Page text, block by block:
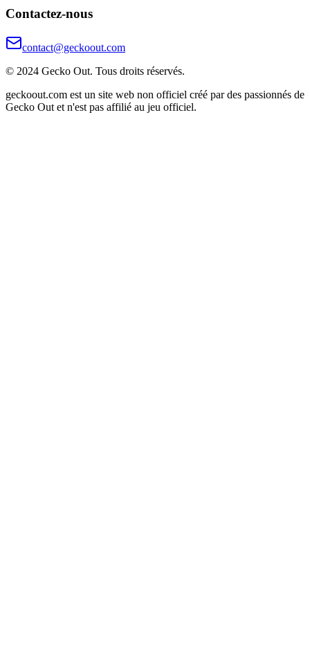
Contactez-nous
contact@geckoout.com
© 2024 Gecko Out. Tous droits réservés.
geckoout.com est un site web non officiel créé par des passionnés de
Gecko Out et n'est pas affilié au jeu officiel.